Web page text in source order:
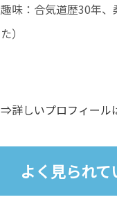
趣味：合気道歴30年
た）
⇒詳しいプロフィール
よく見られ